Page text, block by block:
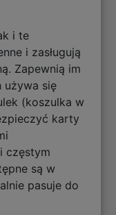
i te
i zasługują
Zapewnią im
używa się
(koszulka w
karty
częstym
są w
pasuje do